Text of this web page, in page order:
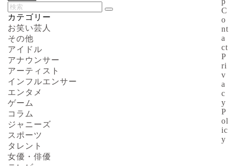
カテゴリー
お笑い芸人
その他
アイドル
アナウンサー
アーティスト
インフルエンサー
エンタメ
ゲーム
コラム
ジャニーズ
スポーツ
タレント
女優・俳優
C
o
nt
a
ct
P
ri
v
a
c
y
P
ol
ic
y